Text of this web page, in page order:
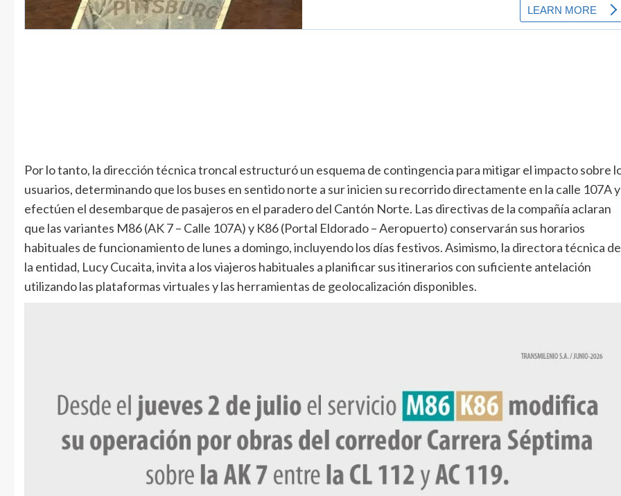
Por lo tanto, la dirección técnica troncal estructuró un esquema de contingencia para mitigar el impacto sobre
usuarios, determinando que los buses en sentido norte a sur inicien su recorrido directamente en la calle 107A y
efectúen el desembarque de pasajeros en el paradero del Cantón Norte. Las directivas de la compañía aclaran
que las variantes M86 (AK 7 – Calle 107A) y K86 (Portal Eldorado – Aeropuerto) conservarán sus horarios
habituales de funcionamiento de lunes a domingo, incluyendo los días festivos. Asimismo, la directora técnica de
la entidad, Lucy Cucaita, invita a los viajeros habituales a planificar sus itinerarios con suficiente antelación
utilizando las plataformas virtuales y las herramientas de geolocalización disponibles.